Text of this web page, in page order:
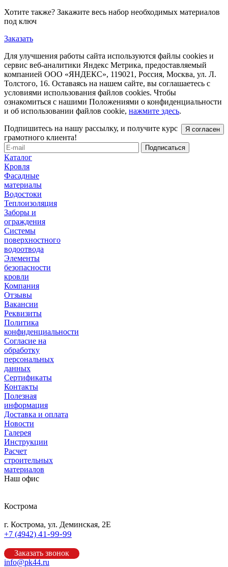
Хотите также? Закажите весь набор необходимых материалов
под ключ
Заказать
Для улучшения работы сайта используются файлы cookies и
сервис веб-аналитики Яндекс Метрика, предоставляемый
компанией ООО «ЯНДЕКС», 119021, Россия, Москва, ул. Л.
Толстого, 16. Оставаясь на нашем сайте, вы соглашаетесь с
условиями использования файлов cookies. Чтобы
ознакомиться с нашими Положениями о конфиденциальности
и об использовании файлов cookie, нажмите здесь.
Я согласен
Подпишитесь на нашу рассылку, и получите курс
грамотного клиента!
Каталог
Кровля
Фасадные
материалы
Водостоки
Теплоизоляция
Заборы и
ограждения
Системы
поверхностного
водоотвода
Элементы
безопасности
кровли
Компания
Отзывы
Вакансии
Реквизиты
Политика
конфиденциальности
Согласие на
обработку
персональных
данных
Сертификаты
Контакты
Полезная
информация
Доставка и оплата
Новости
Галерея
Инструкции
Расчет
строительных
материалов
Наш офис
Кострома
г. Кострома, ул. Деминская, 2Е
+7 (4942) 41-99-99
Заказать звонок
info@pk44.ru